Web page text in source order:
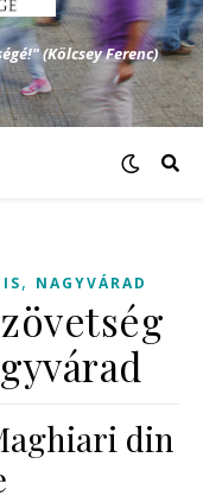
(Kölcsey Ferenc)
, NAGYVÁRAD
din